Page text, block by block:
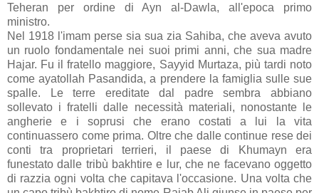
Teheran per ordine di Ayn al-Dawla, all'epoca primo
ministro.
Nel 1918 l'imam perse sia sua zia Sahiba, che aveva avuto
un ruolo fondamentale nei suoi primi anni, che sua madre
Hajar. Fu il fratello maggiore, Sayyid Murtaza, più tardi noto
come ayatollah Pasandida, a prendere la famiglia sulle sue
spalle. Le terre ereditate dal padre sembra abbiano
sollevato i fratelli dalle necessità materiali, nonostante le
angherie e i soprusi che erano costati a lui la vita
continuassero come prima. Oltre che dalle continue rese dei
conti tra proprietari terrieri, il paese di Khumayn era
funestato dalle tribù bakhtire e lur, che ne facevano oggetto
di razzia ogni volta che capitava l'occasione. Una volta che